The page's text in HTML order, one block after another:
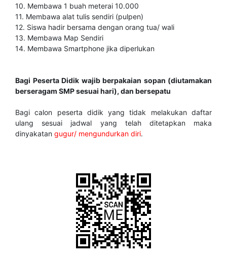
10. Membawa 1 buah meterai 10.000
11. Membawa alat tulis sendiri (pulpen)
12. Siswa hadir bersama dengan orang tua/ wali
13. Membawa Map Sendiri
14. Membawa Smartphone jika diperlukan
Bagi Peserta Didik wajib berpakaian sopan (diutamakan
berseragam SMP sesuai hari), dan bersepatu
Bagi calon peserta didik yang tidak melakukan daftar
ulang sesuai jadwal yang telah ditetapkan maka
dinyakatan gugur/ mengundurkan diri.